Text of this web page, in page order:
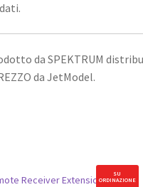
da SPEKTRUM
da JetModel.
SU
ORDINAZIONE